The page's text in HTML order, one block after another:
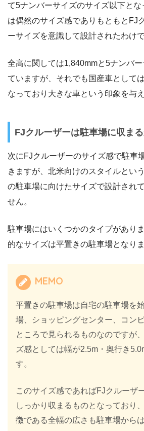
て5ナンバーサイズのサイズ以下と
は偶然のサイズ感でありもともとFJ
ーサイズを意識して設計されたわけ
全高に関しては1,840mmと5ナンバ
ていますが、それでも国産車として
なっており大きな車という印象を与
FJクルーザーは駐車場に収まる
次にFJクルーザーのサイズ感で駐車
きますが、北米向けのスタイルとい
の駐車場に向けたサイズで設計され
せん。
駐車場にはいくつかのタイプがあり
的なサイズは平置きの駐車場となりま
MEMO
平置きの駐車場は自宅の駐車場を
場、ショッピングセンター、コン
ところで見られるものなのですが
ズ感としては幅が2.5m・奥行き
す。
このサイズ感であればFJクルーザ
しっかり収まるものとなっており
徴である全幅の広さも駐車場から